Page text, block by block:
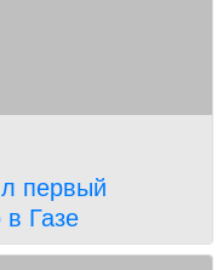
первый
в Газе